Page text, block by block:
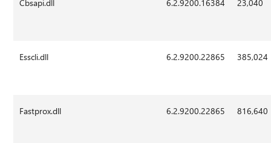
Cbsapi.dll 6.2.9200.16384 23,040
Esscli.dll 6.2.9200.22865 385,024
Fastprox.dll 6.2.9200.22865 816,640